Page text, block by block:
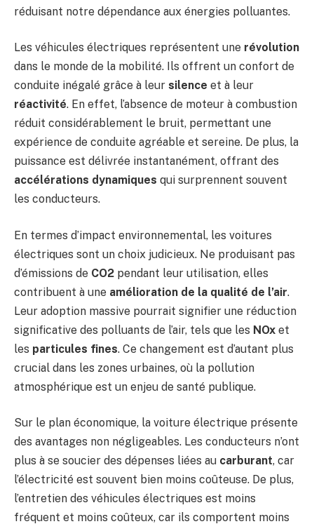
réduisant notre dépendance aux énergies polluantes.
Les véhicules électriques représentent une révolution
dans le monde de la mobilité. Ils offrent un confort de
conduite inégalé grâce à leur silence et à leur
réactivité. En effet, l’absence de moteur à combustion
réduit considérablement le bruit, permettant une
expérience de conduite agréable et sereine. De plus, la
puissance est délivrée instantanément, offrant des
accélérations dynamiques qui surprennent souvent
les conducteurs.
En termes d’impact environnemental, les voitures
électriques sont un choix judicieux. Ne produisant pas
d’émissions de CO2 pendant leur utilisation, elles
contribuent à une amélioration de la qualité de l’air.
Leur adoption massive pourrait signifier une réduction
significative des polluants de l’air, tels que les NOx et
les particules fines. Ce changement est d’autant plus
crucial dans les zones urbaines, où la pollution
atmosphérique est un enjeu de santé publique.
Sur le plan économique, la voiture électrique présente
des avantages non négligeables. Les conducteurs n’ont
plus à se soucier des dépenses liées au carburant, car
l’électricité est souvent bien moins coûteuse. De plus,
l’entretien des véhicules électriques est moins
fréquent et moins coûteux, car ils comportent moins